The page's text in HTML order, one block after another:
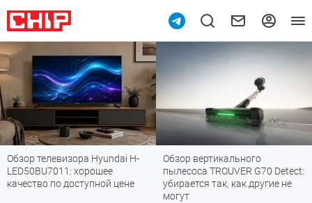
Обзор телевизора Hyundai H-
LED50BU7011: хорошее
качество по доступной цене
Обзор вертикального
пылесоса TROUVER G70 Detect:
убирается так, как другие не
могут